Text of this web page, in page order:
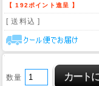
【 192ポイント進呈 】
[ 送料込 ]
数量